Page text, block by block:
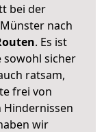
bei der
nach
. Es ist
sowohl sicher
ratsam,
frei von
wir